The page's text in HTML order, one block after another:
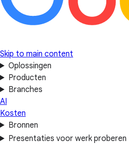
Skip to main content
Oplossingen
Producten
Branches
AI
Kosten
Bronnen
Presentaties voor werk proberen